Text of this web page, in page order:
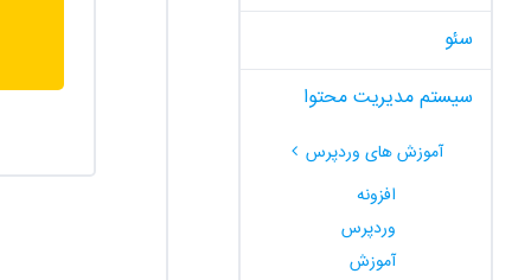
سئو
سیستم مدیریت محتوا
آموزش های وردپرس
افزونه
وردپرس
آموزش